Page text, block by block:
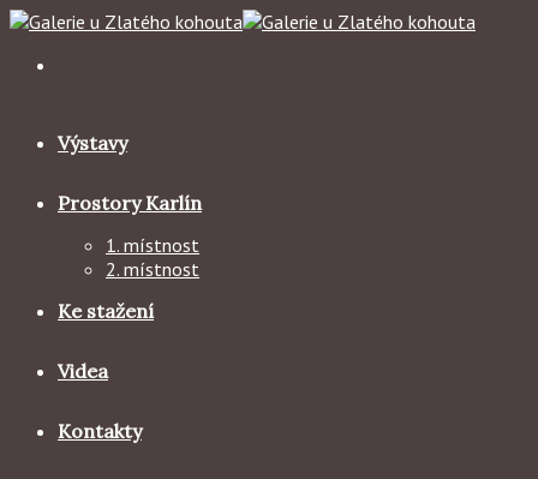
Skip
content
Výstavy
Prostory Karlín
1. místnost
2. místnost
Ke stažení
Videa
Kontakty